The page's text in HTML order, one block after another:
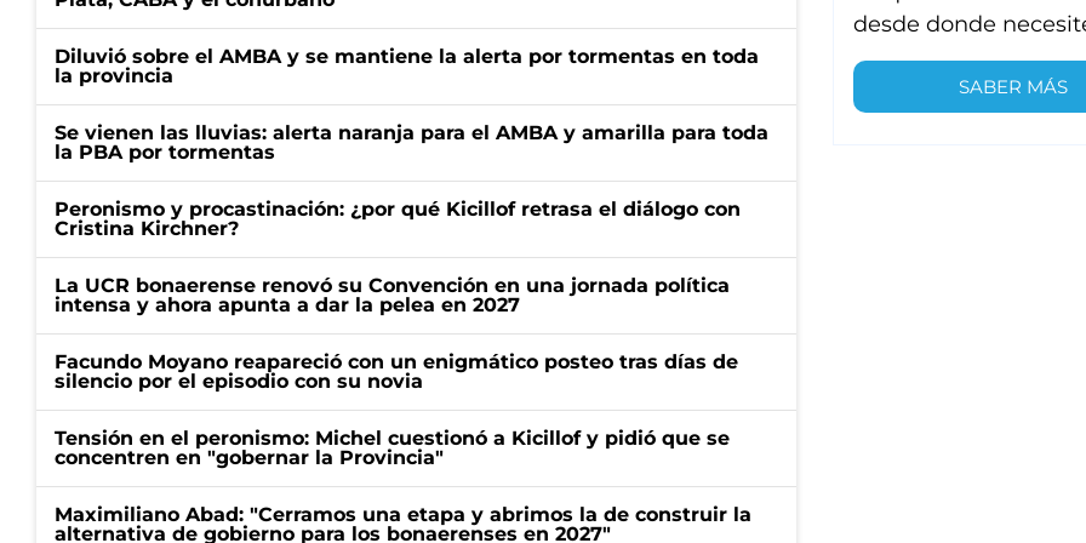
Diluvió sobre el AMBA y se mantiene la alerta por tormentas en toda
la provincia
Se vienen las lluvias: alerta naranja para el AMBA y amarilla para toda
la PBA por tormentas
Peronismo y procastinación: ¿por qué Kicillof retrasa el diálogo con
Cristina Kirchner?
La UCR bonaerense renovó su Convención en una jornada política
intensa y ahora apunta a dar la pelea en 2027
Facundo Moyano reapareció con un enigmático posteo tras días de
silencio por el episodio con su novia
Tensión en el peronismo: Michel cuestionó a Kicillof y pidió que se
concentren en "gobernar la Provincia"
Maximiliano Abad: "Cerramos una etapa y abrimos la de construir la
alternativa de gobierno para los bonaerenses en 2027"
desde donde
SABER MÁS